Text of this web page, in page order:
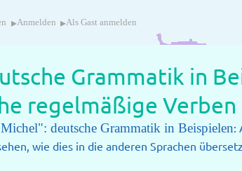
▸Anmelden ▸Als Gast anmelden
Grammatik in
regelmäßige Verben
deutsche Grammatik in Beispielen:
wie dies in die anderen Sprachen